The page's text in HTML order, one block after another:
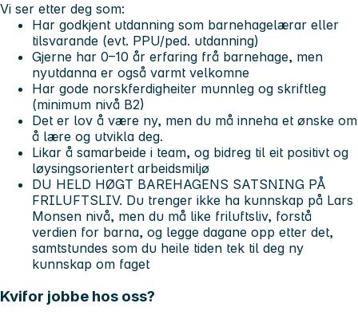
Vi ser etter deg som:
Har godkjent utdanning som barnehagelærar eller
tilsvarande (evt. PPU/ped. utdanning)
Gjerne har 0–10 år erfaring frå barnehage, men
nyutdanna er også varmt velkomne
Har gode norskferdigheiter munnleg og skriftleg
(minimum nivå B2)
Det er lov å være ny, men du må inneha et ønske om
å lære og utvikla deg.
Likar å samarbeide i team, og bidreg til eit positivt og
løysingsorientert arbeidsmiljø
DU HELD HØGT BAREHAGENS SATSNING PÅ
FRILUFTSLIV. Du trenger ikke ha kunnskap på Lars
Monsen nivå, men du må like friluftsliv, forstå
verdien for barna, og legge dagane opp etter det,
samtstundes som du heile tiden tek til deg ny
kunnskap om faget
Kvifor jobbe hos oss?